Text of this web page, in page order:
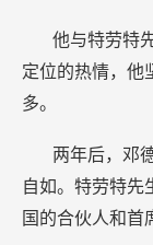
他与特劳特
定位的热情，他
多。
两年后，邓
自如。特劳特先
国的合伙人和首